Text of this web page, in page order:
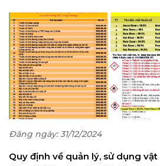
Đăng ngày: 31/12/2024
Quy định về quản lý, sử dụng